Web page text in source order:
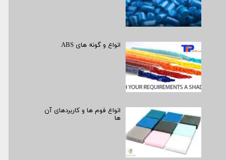
انواع و گونه های ABS
انواع فوم ها و کاربردهای آن
ها